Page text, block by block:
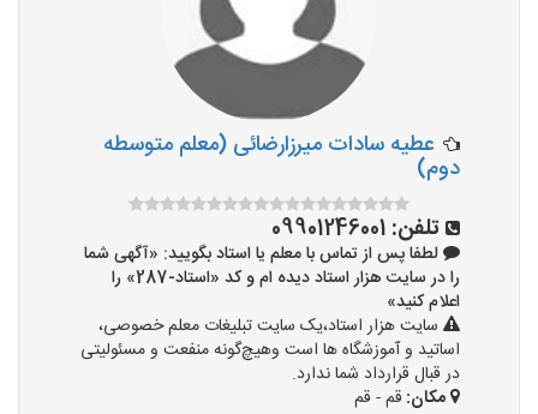
عطیه سادات میرزارضائی (معلم متوسطه
دوم)
تلفن: 09901246001
لطفا پس از تماس با معلم یا استاد بگویید: «آگهی شما
را در سایت هزار استاد دیده ام و کد «استاد-287» را
اعلام کنید»
سایت هزار استاد،یک سایت تبلیغات معلم خصوصی،
اساتید و آموزشگاه ها است وهیچ‌گونه منفعت و مسئولیتی
در قبال قرارداد شما ندارد.
مکان: قم - قم